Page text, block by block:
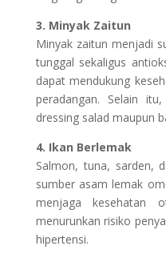
3. Minyak Zaitun
Minyak zaitun menjadi
tunggal sekaligus
dapat mendukung
peradangan. Selain
dressing salad maupun
4. Ikan Berlemak
Salmon, tuna, sarden,
sumber asam lemak
menjaga kesehatan
menurunkan risiko
hipertensi.